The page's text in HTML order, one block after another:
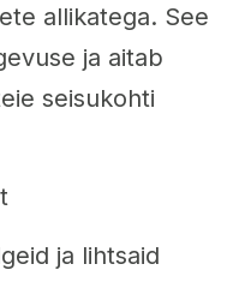
allikatega. See
ja aitab
seisukohti
ja lihtsaid